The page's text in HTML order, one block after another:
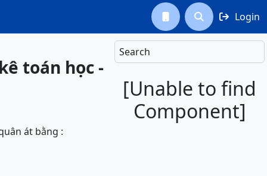
  Login
Search
[Unable to find
Component]
toán học -
át bằng :